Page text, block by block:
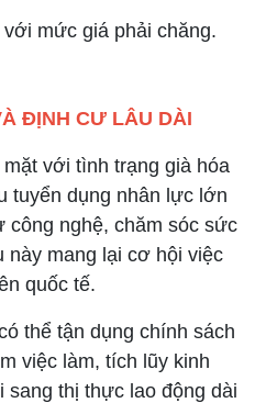
mức giá phải chăng.
ĐỊNH CƯ LÂU DÀI
với tình trạng già hóa
tuyển dụng nhân lực lớn
công nghệ, chăm sóc sức
này mang lại cơ hội việc
quốc tế.
thể tận dụng chính sách
việc làm, tích lũy kinh
sang thị thực lao động dài